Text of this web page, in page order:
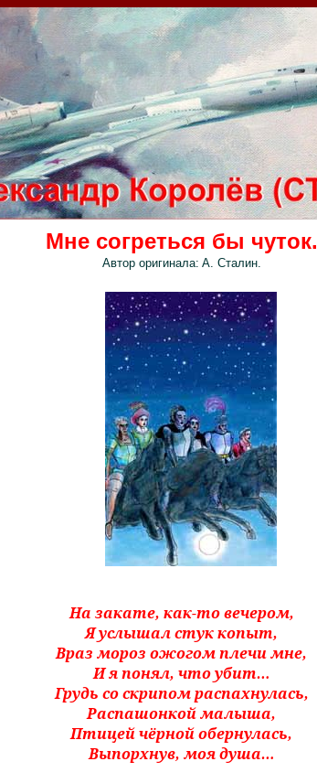
Мне согреться бы чуток.
Автор оригинала: А. Сталин.
На закате, как-то вечером,
Я услышал стук копыт,
Враз мороз ожогом плечи мне,
И я понял, что убит…
Грудь со скрипом распахнулась,
Распашонкой малыша,
Птицей чёрной обернулась,
Выпорхнув, моя душа…